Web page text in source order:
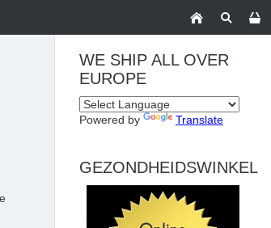
WE SHIP ALL OVER
EUROPE
Powered by Translate
GEZONDHEIDSWINKEL